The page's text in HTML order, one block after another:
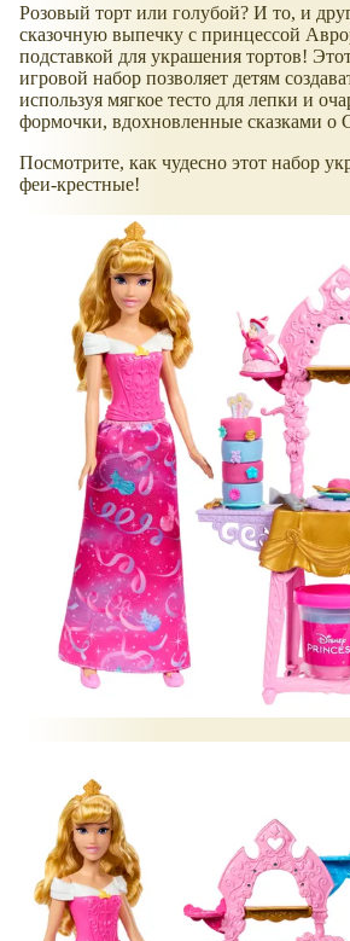
Розовый торт или голубой? И то, и
сказочную выпечку с принцессой
подставкой для украшения тортов!
игровой набор позволяет детям
используя мягкое тесто для лепки и
формочки, вдохновленные сказками о
Посмотрите, как чудесно этот набор
феи-крестные!